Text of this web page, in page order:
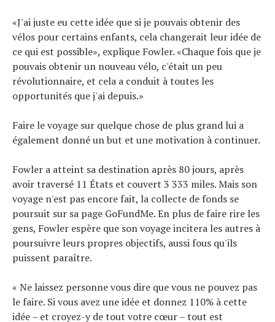
«J'ai juste eu cette idée que si je pouvais obtenir des
vélos pour certains enfants, cela changerait leur idée de
ce qui est possible», explique Fowler. «Chaque fois que je
pouvais obtenir un nouveau vélo, c'était un peu
révolutionnaire, et cela a conduit à toutes les
opportunités que j'ai depuis.»
Faire le voyage sur quelque chose de plus grand lui a
également donné un but et une motivation à continuer.
Fowler a atteint sa destination après 80 jours, après
avoir traversé 11 États et couvert 3 333 miles. Mais son
voyage n'est pas encore fait, la collecte de fonds se
poursuit sur sa page GoFundMe. En plus de faire rire les
gens, Fowler espère que son voyage incitera les autres à
poursuivre leurs propres objectifs, aussi fous qu'ils
puissent paraître.
« Ne laissez personne vous dire que vous ne pouvez pas
le faire. Si vous avez une idée et donnez 110% à cette
idée – et croyez-y de tout votre cœur – tout est